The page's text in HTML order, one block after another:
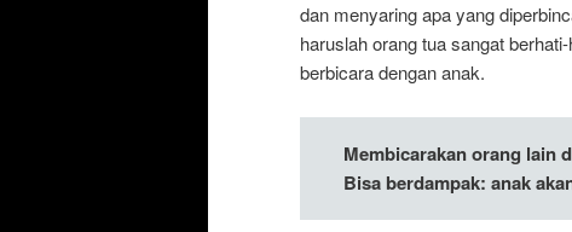
dan menyaring apa yang
haruslah orang tua sangat
berbicara dengan anak.
Membicarakan orang lain
Bisa berdampak: anak